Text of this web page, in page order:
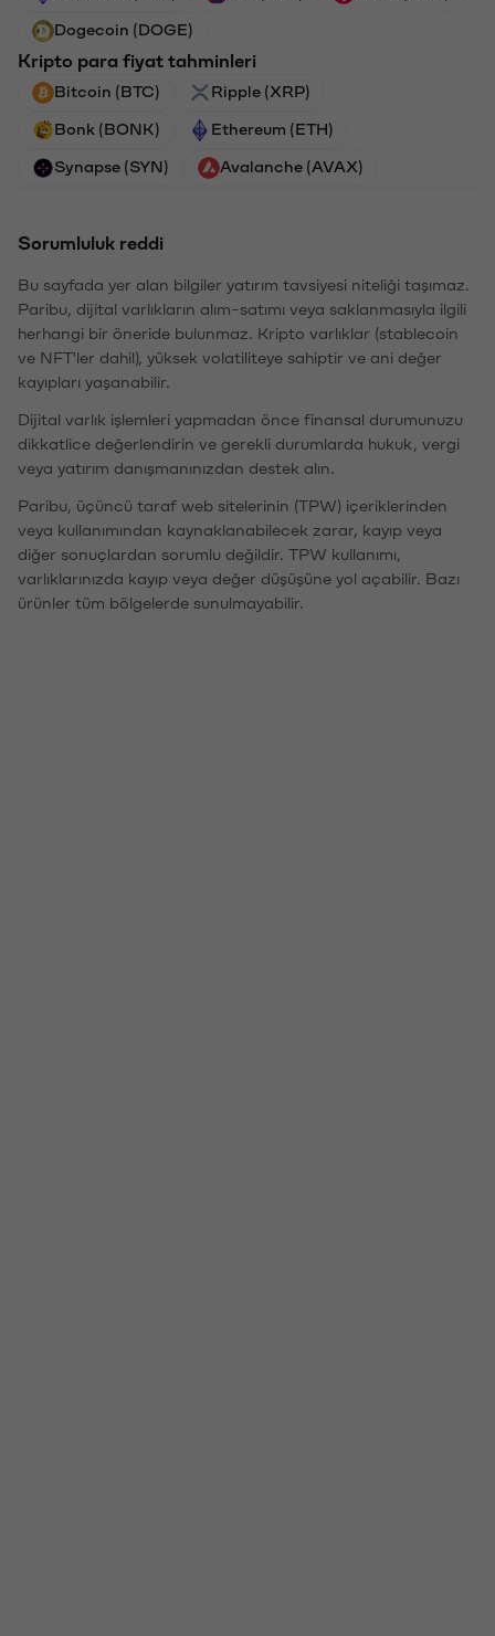
Dogecoin (DOGE)
Kripto para fiyat tahminleri
Bitcoin (BTC) Ripple (XRP)
Bonk (BONK) Ethereum (ETH)
Synapse (SYN) Avalanche (AVAX)
Sorumluluk reddi
Bu sayfada yer alan bilgiler yatırım tavsiyesi niteliği taşımaz.
Paribu, dijital varlıkların alım-satımı veya saklanmasıyla ilgili
herhangi bir öneride bulunmaz. Kripto varlıklar (stablecoin
ve NFT'ler dahil), yüksek volatiliteye sahiptir ve ani değer
kayıpları yaşanabilir.
Dijital varlık işlemleri yapmadan önce finansal durumunuzu
dikkatlice değerlendirin ve gerekli durumlarda hukuk, vergi
veya yatırım danışmanınızdan destek alın.
Paribu, üçüncü taraf web sitelerinin (TPW) içeriklerinden
veya kullanımından kaynaklanabilecek zarar, kayıp veya
diğer sonuçlardan sorumlu değildir. TPW kullanımı,
varlıklarınızda kayıp veya değer düşüşüne yol açabilir. Bazı
ürünler tüm bölgelerde sunulmayabilir.